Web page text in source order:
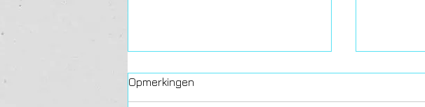
Opmerkingen